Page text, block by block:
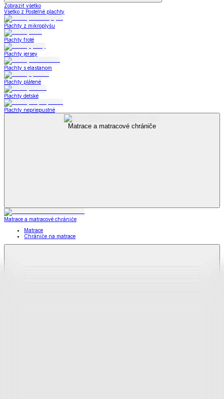
Zobraziť všetko
Všetko z Posteľné plachty
Plachty z mikroplyšu
Plachty froté
Plachty jersey
Plachty s elastanom
Plachty plátené
Plachty detské
Plachty nepriepustné
Matrace a matracové chrániče
Matrace a matracové chrániče
Matrace
Chrániče na matrace